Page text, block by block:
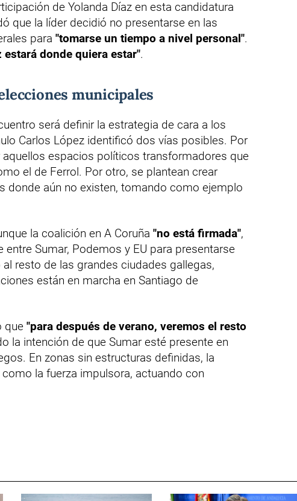
de Yolanda Díaz en esta candidatura
que la líder decidió no presentarse en las
para "tomarse un tiempo a nivel personal".
estará donde quiera estar".
municipales
será definir la estrategia de cara a los
Carlos López identificó dos vías posibles. Por
aquellos espacios políticos transformadores que
el de Ferrol. Por otro, se plantean crear
donde aún no existen, tomando como ejemplo
la coalición en A Coruña "no está firmada",
Sumar, Podemos y EU para presentarse
resto de las grandes ciudades gallegas,
están en marcha en Santiago de
que "para después de verano, veremos el resto
la intención de que Sumar esté presente en
En zonas sin estructuras definidas, la
la fuerza impulsora, actuando con